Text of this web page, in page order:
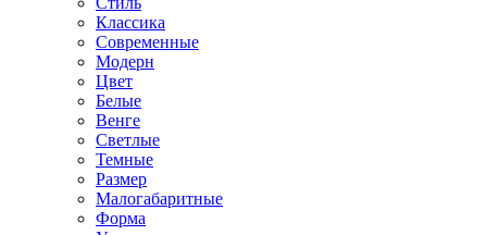
Классика
Современные
Модерн
Цвет
Белые
Венге
Светлые
Темные
Размер
Малогабаритные
Форма